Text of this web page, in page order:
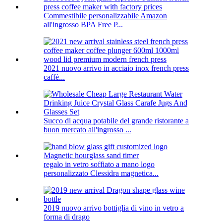
Commestibile personalizzabile Amazon
all'ingrosso BPA Free P...
2021 nuovo arrivo in acciaio inox french press
caffè...
Succo di acqua potabile del grande ristorante a
buon mercato all'ingrosso ...
regalo in vetro soffiato a mano logo
personalizzato Clessidra magnetica...
2019 nuovo arrivo bottiglia di vino in vetro a
forma di drago